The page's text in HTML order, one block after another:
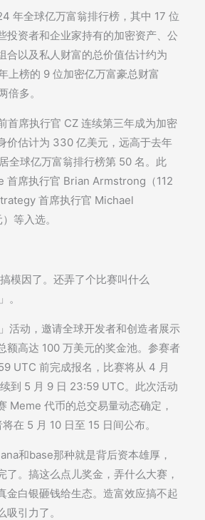
年全球亿万富翁排行榜，其中 17 位
投资者和企业家持有的加密资产、公
合以及私人财富的总价值估计约为
上榜的 9 位加密亿万富豪总财富
倍多。
首席执行官 CZ 连续第三年成为加密
价估计为 330 亿美元，远高于去年
全球亿万富翁排行榜第 50 名。此
首席执行官 Brian Armstrong（112
首席执行官 Michael
等入选。
模因了。还弄了个比赛叫什么
。
活动，邀请全球开发者和创造者展示
额高达 100 万美元的奖金池。参赛者
UTC 前完成报名，比赛将从 4 月
到 5 月 9 日 23:59 UTC。此次活动
Meme 代币的总交易量动态确定，
在 5 月 10 日至 15 日间公布。
和base那种就是背后资本雄厚，
了。搞这么点儿奖金，弄什么大赛，
金白银砸钱给生态。造富效应搞不起
引力了。